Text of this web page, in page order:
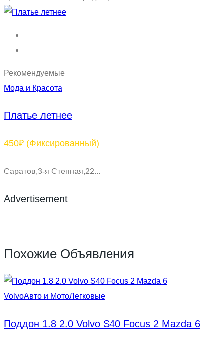
Рекомендуемые
Мода и Красота
Платье летнее
450₽ (Фиксированный)
Саратов,3-я Степная,22...
Advertisement
Похожие Объявления
VolvoАвто и МотоЛегковые
Поддон 1.8 2.0 Volvo S40 Focus 2 Mazda 6